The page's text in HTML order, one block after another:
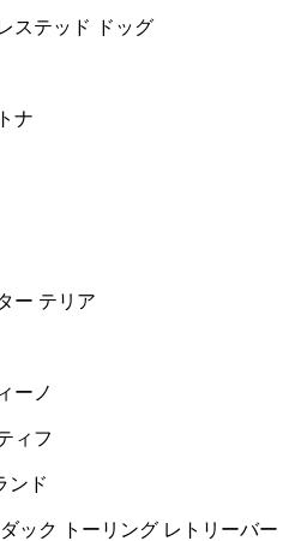
ステッド ドッグ
ナ
ー テリア
ーノ
ィフ
ンド
ック トーリング レトリーバー